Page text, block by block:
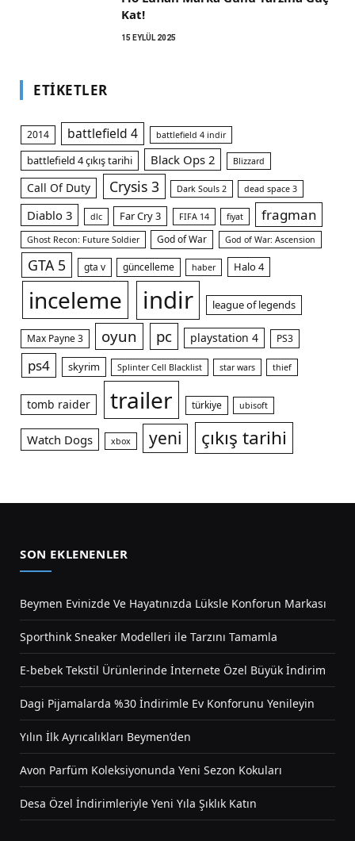
Kat!
15 EYLÜL 2025
ETIKETLER
2014 battlefield 4 battlefield 4 indir
battlefield 4 çıkış tarihi Black Ops 2 Blizzard
Call Of Duty Crysis 3 Dark Souls 2 dead space 3
Diablo 3 dlc Far Cry 3 FIFA 14 fiyat fragman
Ghost Recon: Future Soldier God of War God of War: Ascension
GTA 5 gta v güncelleme haber Halo 4
inceleme indir league of legends
Max Payne 3 oyun pc playstation 4 PS3
ps4 skyrim Splinter Cell Blacklist star wars thief
tomb raider trailer türkiye ubisoft
Watch Dogs xbox yeni çıkış tarihi
SON EKLENENLER
Beymen Evinizde Ve Hayatınızda Lüksle Konforun Markası
Sporthink Sneaker Modelleri ile Tarzını Tamamla
E-bebek Tekstil Ürünlerinde İnternete Özel Büyük İndirim
Dagi Pijamalarda %30 İndirimle Ev Konforunu Yenileyin
Yılın İlk Ayrıcalıkları Beymen’den
Avon Parfüm Koleksiyonunda Yeni Sezon Kokuları
Desa Özel İndirimleriyle Yeni Yıla Şıklık Katın